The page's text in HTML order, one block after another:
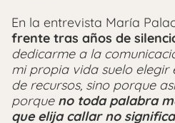
En la entrevista María
frente tras años de
dedicarme a la
mi propia vida suelo elegir
de recursos, sino porque
porque no toda palabra
que elija callar no